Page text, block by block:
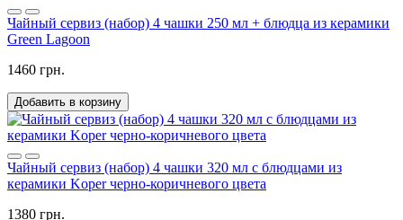
Чайный сервиз (набор) 4 чашки 250 мл + блюдца из керамики
Green Lagoon
1460 грн.
Добавить в корзину
Чайный сервиз (набор) 4 чашки 320 мл с блюдцами из
керамики Koper черно-коричневого цвета
1380 грн.